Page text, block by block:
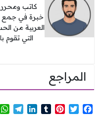
كاتب
خبرة في جمع
العربية من
التي تقوم
المراجع